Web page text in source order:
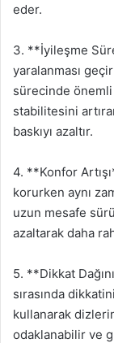
eder.
3. **İyileşme
yaralanması
sürecinde
stabilitesini
baskıyı azaltır.
4. **Konfor
korurken aynı
uzun mesafe
azaltarak daha
5. **Dikkat
sırasında
kullanarak
odaklanabilir ve